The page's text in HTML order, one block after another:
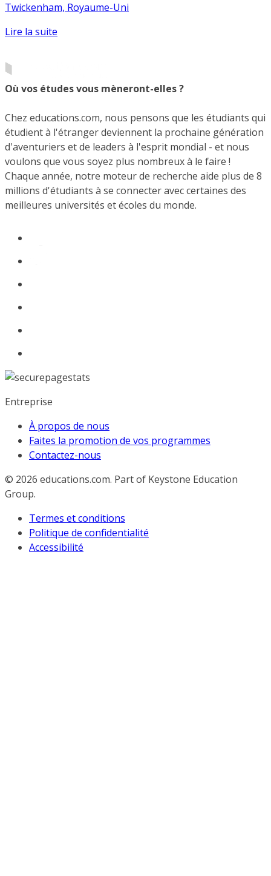
Twickenham, Royaume-Uni
Lire la suite
Où vos études vous mèneront-elles ?
Chez educations.com, nous pensons que les étudiants qui
étudient à l'étranger deviennent la prochaine génération
d'aventuriers et de leaders à l'esprit mondial - et nous
voulons que vous soyez plus nombreux à le faire !
Chaque année, notre moteur de recherche aide plus de 8
millions d'étudiants à se connecter avec certaines des
meilleures universités et écoles du monde.
Entreprise
À propos de nous
Faites la promotion de vos programmes
Contactez-nous
© 2026 educations.com. Part of Keystone Education
Group.
Termes et conditions
Politique de confidentialité
Accessibilité